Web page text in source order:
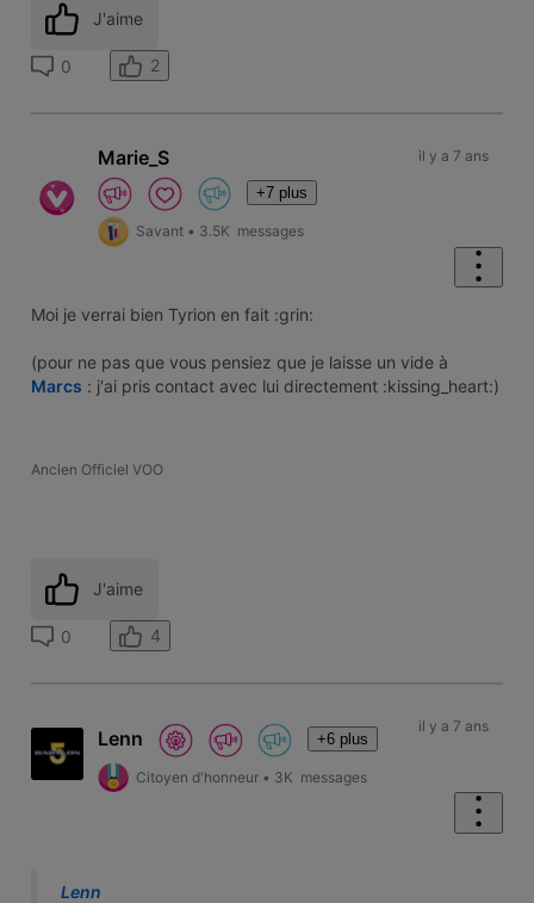
J'aime
0 2
Marie_S
+7 plus
Savant • 3.5K messages
il y a 7 ans
Moi je verrai bien Tyrion en fait :grin:
(pour ne pas que vous pensiez que je laisse un vide à
Marcs : j'ai pris contact avec lui directement :kissing_heart:)
Ancien Officiel VOO
J'aime
0 4
Lenn +6 plus
Citoyen d'honneur • 3K messages
il y a 7 ans
Lenn